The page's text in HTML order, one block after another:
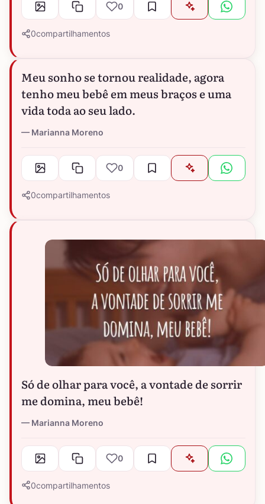
0
0compartilhamentos
Meu sonho se tornou realidade, agora
tenho meu bebê em meus braços e uma
vida toda ao seu lado.
Marianna Moreno
0
0compartilhamentos
Só de olhar para você, a vontade de sorrir
me domina, meu bebê!
Marianna Moreno
0
0compartilhamentos